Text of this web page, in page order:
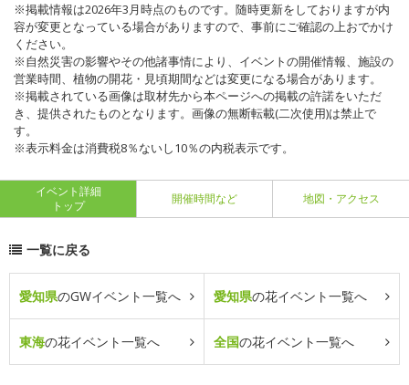
※掲載情報は2026年3月時点のものです。随時更新をしておりますが内
容が変更となっている場合がありますので、事前にご確認の上おでかけ
ください。
※自然災害の影響やその他諸事情により、イベントの開催情報、施設の
営業時間、植物の開花・見頃期間などは変更になる場合があります。
※掲載されている画像は取材先から本ページへの掲載の許諾をいただ
き、提供されたものとなります。画像の無断転載(二次使用)は禁止で
す。
※表示料金は消費税8％ないし10％の内税表示です。
イベント詳細
トップ
開催時間など 地図・アクセス
一覧に戻る
愛知県のGWイベント一覧へ 愛知県の花イベント一覧へ
東海の花イベント一覧へ 全国の花イベント一覧へ